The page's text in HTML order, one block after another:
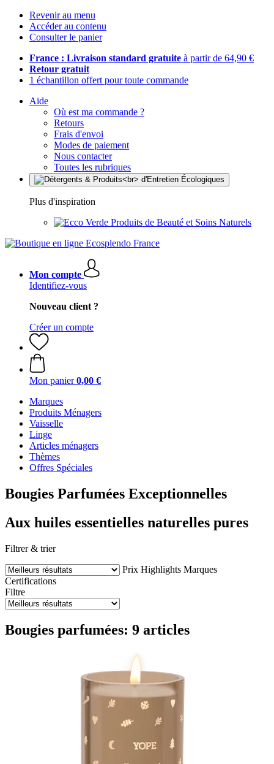
Revenir au menu
Accéder au contenu
Consulter le panier
France : Livraison standard gratuite à partir de 64,90 €
Retour gratuit
1 échantillon offert pour toute commande
Aide
Où est ma commande ?
Retours
Frais d'envoi
Modes de paiement
Nous contacter
Toutes les rubriques
Plus d'inspiration
Produits de Beauté et Soins Naturels
Mon compte
Identifiez-vous
Nouveau client ?
Créer un compte
Mon panier 0,00 €
Marques
Produits Ménagers
Vaisselle
Linge
Articles ménagers
Thèmes
Offres Spéciales
Bougies Parfumées Exceptionnelles
Aux huiles essentielles naturelles pures
Filtrer & trier
Prix Highlights Marques
Certifications
Filtre
Bougies parfumées: 9 articles